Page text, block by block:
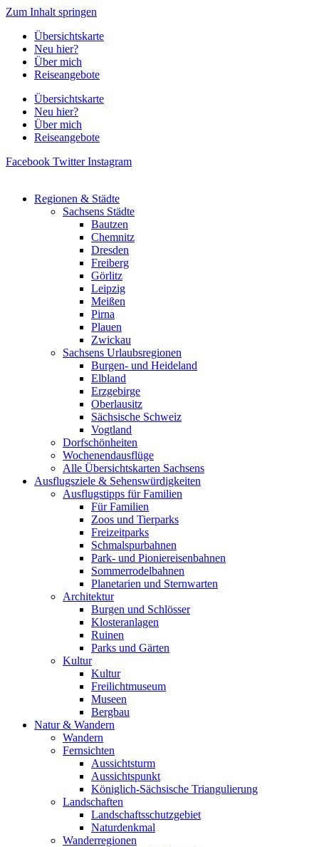
Zum Inhalt springen
Übersichtskarte
Neu hier?
Über mich
Reiseangebote
Übersichtskarte
Neu hier?
Über mich
Reiseangebote
Facebook Twitter Instagram
Regionen & Städte
Sachsens Städte
Bautzen
Chemnitz
Dresden
Freiberg
Görlitz
Leipzig
Meißen
Pirna
Plauen
Zwickau
Sachsens Urlaubsregionen
Burgen- und Heideland
Elbland
Erzgebirge
Oberlausitz
Sächsische Schweiz
Vogtland
Dorfschönheiten
Wochenendausflüge
Alle Übersichtskarten Sachsens
Ausflugsziele & Sehenswürdigkeiten
Ausflugstipps für Familien
Für Familien
Zoos und Tierparks
Freizeitparks
Schmalspurbahnen
Park- und Pioniereisenbahnen
Sommerrodelbahnen
Planetarien und Sternwarten
Architektur
Burgen und Schlösser
Klosteranlagen
Ruinen
Parks und Gärten
Kultur
Kultur
Freilichtmuseum
Museen
Bergbau
Natur & Wandern
Wandern
Fernsichten
Aussichtsturm
Aussichtspunkt
Königlich-Sächsische Triangulierung
Landschaften
Landschaftsschutzgebiet
Naturdenkmal
Wanderregionen